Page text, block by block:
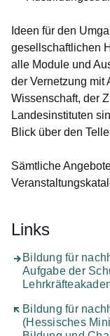
Ideen für den
gesellschaftlichen
alle Module und
der Vernetzung mit
Wissenschaft, der
Landesinstituten
Blick über den
Sämtliche
Links
Bildung für
Aufgabe der
Bildung für
(Hessisches
Öffnet sich in